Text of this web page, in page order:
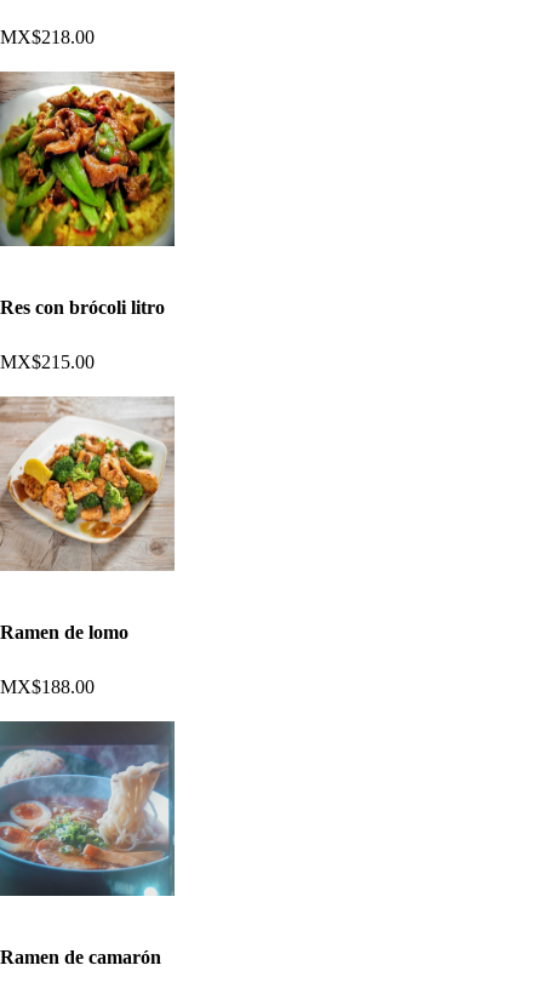
MX$218.00
Res con brócoli litro
MX$215.00
Ramen de lomo
MX$188.00
Ramen de camarón